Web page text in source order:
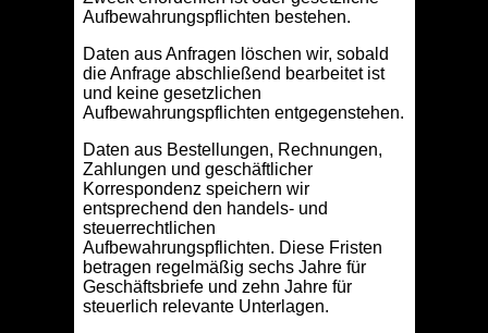
Aufbewahrungspflichten bestehen.
Daten aus Anfragen löschen wir, sobald
die Anfrage abschließend bearbeitet ist
und keine gesetzlichen
Aufbewahrungspflichten entgegenstehen.
Daten aus Bestellungen, Rechnungen,
Zahlungen und geschäftlicher
Korrespondenz speichern wir
entsprechend den handels- und
steuerrechtlichen
Aufbewahrungspflichten. Diese Fristen
betragen regelmäßig sechs Jahre für
Geschäftsbriefe und zehn Jahre für
steuerlich relevante Unterlagen.